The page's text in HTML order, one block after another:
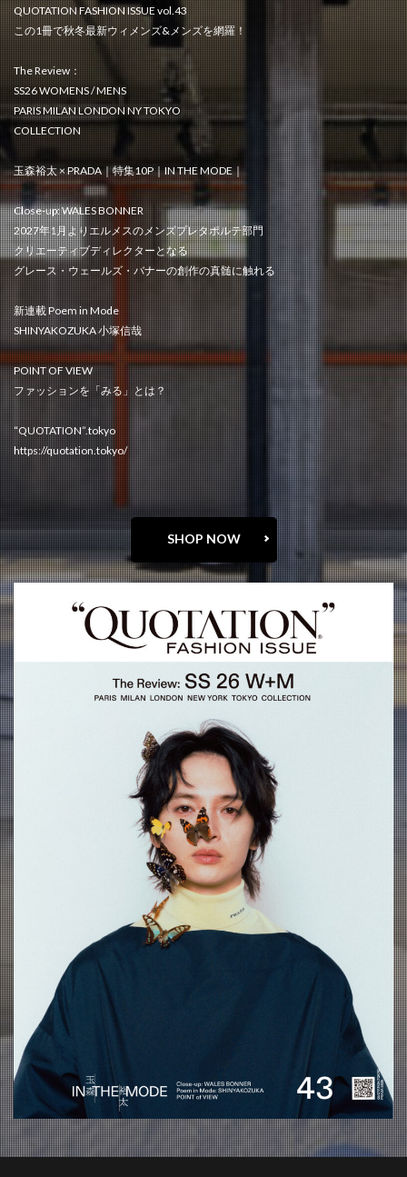
QUOTATION FASHION ISSUE vol.43
この1冊で秋冬最新ウィメンズ&メンズを網羅！
The Review：
SS26 WOMENS / MENS
PARIS MILAN LONDON NY TOKYO
COLLECTION
玉森裕太 × PRADA｜特集10P｜IN THE MODE｜
Close-up: WALES BONNER
2027年1月よりエルメスのメンズプレタポルテ部門
クリエーティブディレクターとなる
グレース・ウェールズ・バナーの創作の真髄に触れる
新連載 Poem in Mode
SHINYAKOZUKA 小塚信哉
POINT OF VIEW
ファッションを「みる」とは？
“QUOTATION”.tokyo
https://quotation.tokyo/
SHOP NOW